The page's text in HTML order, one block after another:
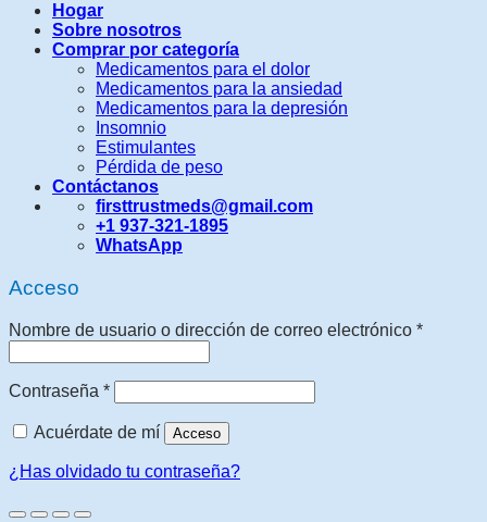
Hogar
Sobre nosotros
Comprar por categoría
Medicamentos para el dolor
Medicamentos para la ansiedad
Medicamentos para la depresión
Insomnio
Estimulantes
Pérdida de peso
Contáctanos
firsttrustmeds@gmail.com
+1 937-321-1895
WhatsApp
Acceso
Nombre de usuario o dirección de correo electrónico *
Contraseña *Requerido
Acuérdate de mí Acceso
¿Has olvidado tu contraseña?